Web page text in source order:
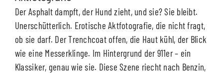
Der Asphalt dampft, der Hund zieht, und sie? Sie bleibt.
Unerschütterlich. Erotische Aktfotografie, die nicht fragt,
ob sie darf. Der Trenchcoat offen, die Haut kühl, der Blick
wie eine Messerklinge. Im Hintergrund der 911er – ein
Klassiker, genau wie sie. Diese Szene riecht nach Benzin,